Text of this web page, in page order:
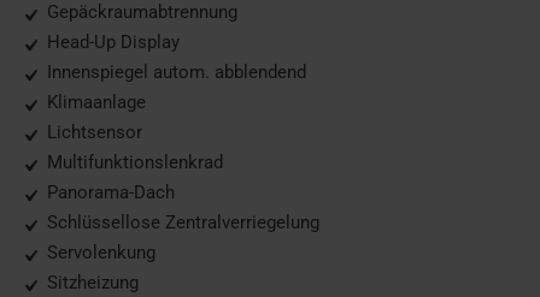
Gepäckraumabtrennung
Head-Up Display
Innenspiegel autom. abblendend
Klimaanlage
Lichtsensor
Multifunktionslenkrad
Panorama-Dach
Schlüssellose Zentralverriegelung
Servolenkung
Sitzheizung